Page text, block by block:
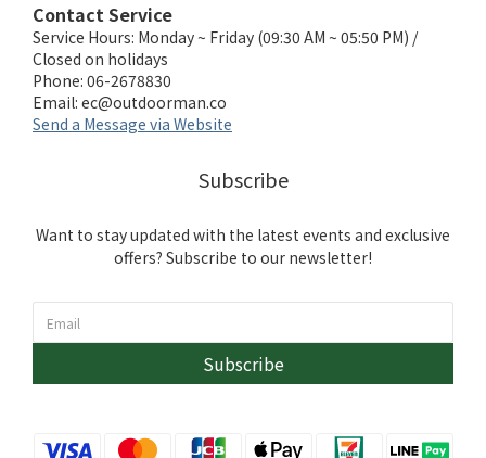
Contact Service
Service Hours: Monday ~ Friday (09:30 AM ~ 05:50 PM) /
Closed on holidays
Phone: 06-2678830
Email: ec@outdoorman.co
Send a Message via Website
Subscribe
Want to stay updated with the latest events and exclusive
offers? Subscribe to our newsletter!
Subscribe